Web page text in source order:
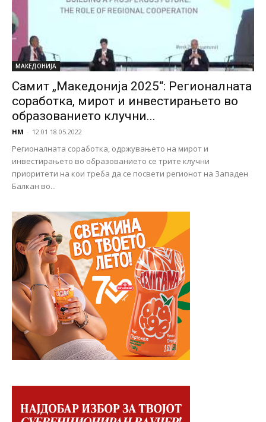
МАКЕДОНИЈА
Самит „Македонија 2025“: Регионалната
соработка, мирот и инвестирањето во
образованието клучни...
НМ - 12:01 18.05.2022
Регионалната соработка, одржувањето на мирот и
инвестирањето во образованието се трите клучни
приоритети на кои треба да се посвети регионот на Западен
Балкан во...